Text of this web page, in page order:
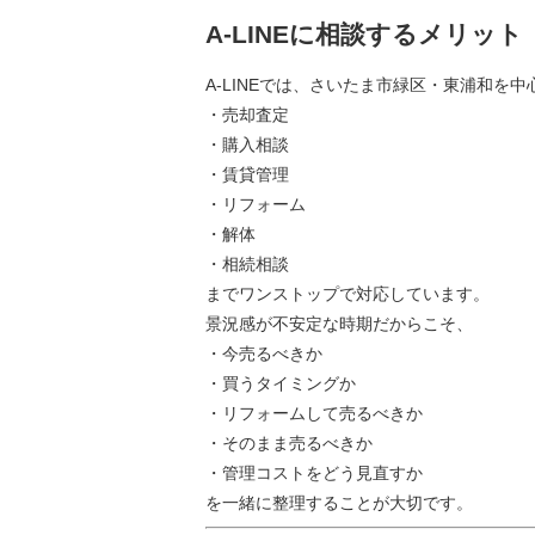
A-LINEに相談するメリット
A-LINEでは、さいたま市緑区・東浦和を中
・売却査定
・購入相談
・賃貸管理
・リフォーム
・解体
・相続相談
までワンストップで対応しています。
景況感が不安定な時期だからこそ、
・今売るべきか
・買うタイミングか
・リフォームして売るべきか
・そのまま売るべきか
・管理コストをどう見直すか
を一緒に整理することが大切です。